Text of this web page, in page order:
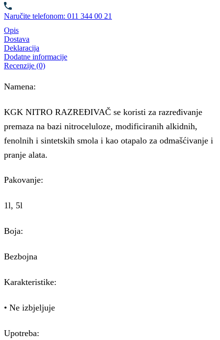
Naručite telefonom: 011 344 00 21
Opis
Dostava
Deklaracija
Dodatne informacije
Recenzije (0)
Namena:
KGK NITRO RAZREĐIVAČ se koristi za razređivanje
premaza na bazi nitroceluloze, modificiranih alkidnih,
fenolnih i sintetskih smola i kao otapalo za odmašćivanje i
pranje alata.
Pakovanje:
1l, 5l
Boja:
Bezbojna
Karakteristike:
• Ne izbjeljuje
Upotreba: